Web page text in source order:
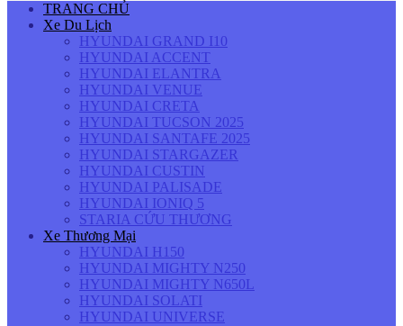
TRANG CHỦ
Xe Du Lịch
HYUNDAI GRAND I10
HYUNDAI ACCENT
HYUNDAI ELANTRA
HYUNDAI VENUE
HYUNDAI CRETA
HYUNDAI TUCSON 2025
HYUNDAI SANTAFE 2025
HYUNDAI STARGAZER
HYUNDAI CUSTIN
HYUNDAI PALISADE
HYUNDAI IONIQ 5
STARIA CỨU THƯƠNG
Xe Thương Mại
HYUNDAI H150
HYUNDAI MIGHTY N250
HYUNDAI MIGHTY N650L
HYUNDAI SOLATI
HYUNDAI UNIVERSE